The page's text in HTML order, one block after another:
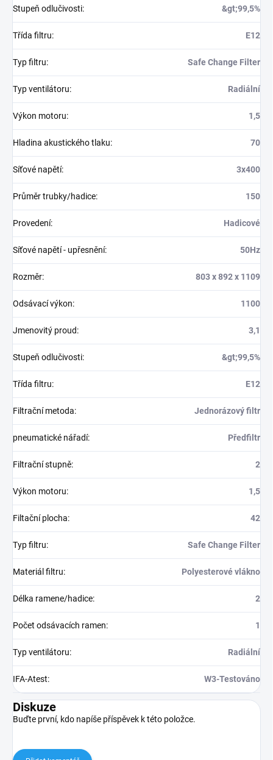
Stupeň odlučivosti: &gt;99,5%
Třída filtru: E12
Typ filtru: Safe Change Filter
Typ ventilátoru: Radiální
Výkon motoru: 1,5
Hladina akustického tlaku: 70
Síťové napětí: 3x400
Průměr trubky/hadice: 150
Provedení: Hadicové
Síťové napětí - upřesnění: 50Hz
Rozměr: 803 x 892 x 1109
Odsávací výkon: 1100
Jmenovitý proud: 3,1
Stupeň odlučivosti: &gt;99,5%
Třída filtru: E12
Filtrační metoda: Jednorázový filtr
pneumatické nářadí: Předfiltr
Filtrační stupně: 2
Výkon motoru: 1,5
Filtační plocha: 42
Typ filtru: Safe Change Filter
Materiál filtru: Polyesterové vlákno
Délka ramene/hadice: 2
Počet odsávacích ramen: 1
Typ ventilátoru: Radiální
IFA-Atest: W3-Testováno
Diskuze
Buďte první, kdo napíše příspěvek k této položce.